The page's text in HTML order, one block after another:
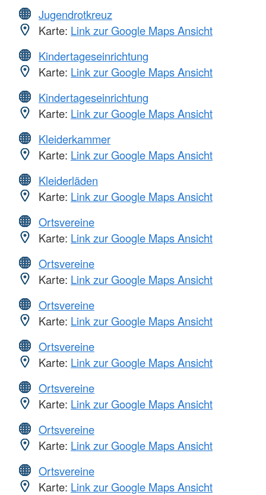
Jugendrotkreuz
Karte: Link zur Google Maps Ansicht
Kindertageseinrichtung
Karte: Link zur Google Maps Ansicht
Kindertageseinrichtung
Karte: Link zur Google Maps Ansicht
Kleiderkammer
Karte: Link zur Google Maps Ansicht
Kleiderläden
Karte: Link zur Google Maps Ansicht
Ortsvereine
Karte: Link zur Google Maps Ansicht
Ortsvereine
Karte: Link zur Google Maps Ansicht
Ortsvereine
Karte: Link zur Google Maps Ansicht
Ortsvereine
Karte: Link zur Google Maps Ansicht
Ortsvereine
Karte: Link zur Google Maps Ansicht
Ortsvereine
Karte: Link zur Google Maps Ansicht
Ortsvereine
Karte: Link zur Google Maps Ansicht